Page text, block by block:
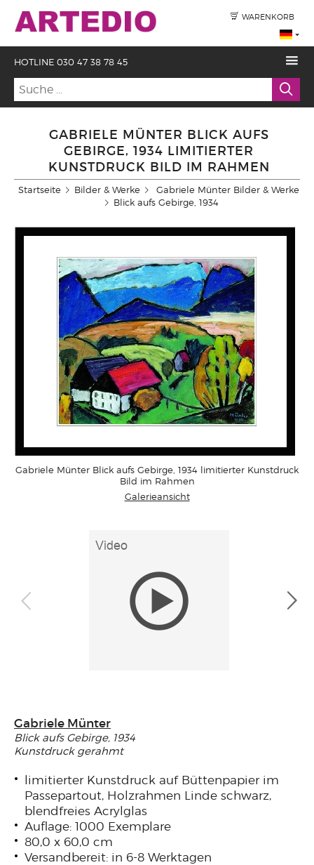
WARENKORB
HOTLINE 030 47 38 78 45
GABRIELE MÜNTER BLICK AUFS
GEBIRGE, 1934 LIMITIERTER
KUNSTDRUCK BILD IM RAHMEN
Startseite Bilder & Werke
Gabriele Münter Bilder & Werke
Blick aufs Gebirge, 1934
Gabriele Münter Blick aufs Gebirge, 1934 limitierter Kunstdruck
Bild im Rahmen
Galerieansicht
Gabriele Münter
Blick aufs Gebirge, 1934
Kunstdruck gerahmt
limitierter Kunstdruck auf Büttenpapier im
Passepartout, Holzrahmen Linde schwarz,
blendfreies Acrylglas
Auflage: 1000 Exemplare
80,0 x 60,0 cm
Versandbereit: in 6-8 Werktagen